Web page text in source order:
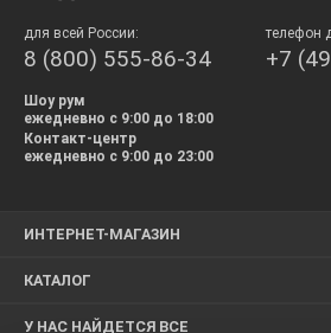
для всей России:
8 (800) 555-86-34
телефон
+7
Шоу рум
ежедневно с 9:00 до 18:00
Контакт-центр
ежедневно с 9:00 до 23:00
ИНТЕРНЕТ-МАГАЗИН
КАТАЛОГ
У НАС НАЙДЕТСЯ ВСЕ